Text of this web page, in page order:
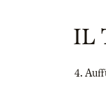
IL
4.